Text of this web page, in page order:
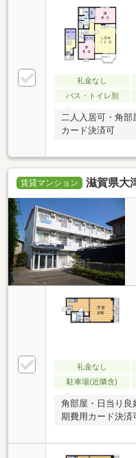
礼金なし
バス・トイレ別
二人入居可・角
カード決済可
賃貸マンション 滋賀県大
礼金なし
駐車場(近隣含)
角部屋・日当り良
期費用カード決済